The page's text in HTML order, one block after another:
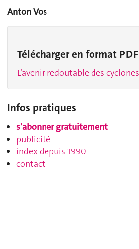
Anton Vos
Télécharger en format PDF
L’avenir redoutable des cyclones
Infos pratiques
s'abonner gratuitement
publicité
index depuis 1990
contact